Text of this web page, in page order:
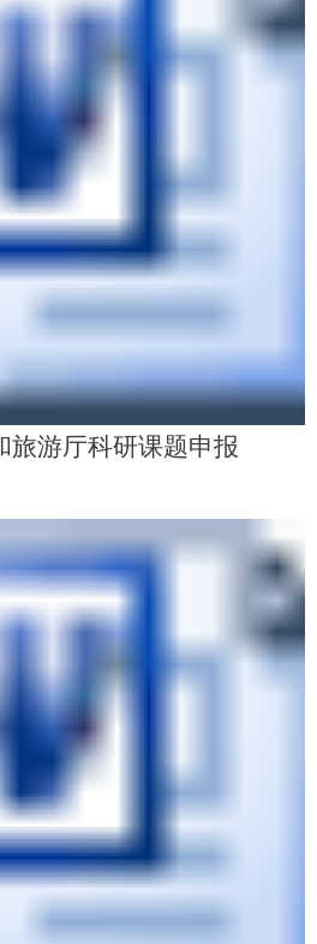
旅游厅科研课题申报